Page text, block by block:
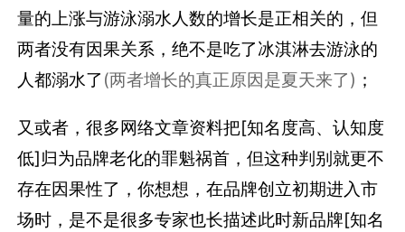
量的上涨与游泳溺水人数的增长是正相关的，但
两者没有因果关系，绝不是吃了冰淇淋去游泳的
人都溺水了 (两者增长的真正原因是夏天来了) ；
又或者，很多网络文章资料把[知名度高、认知度
低]归为品牌老化的罪魁祸首，但这种判别就更不
存在因果性了，你想想，在品牌创立初期进入市
场时，是不是很多专家也长描述此时新品牌[知名